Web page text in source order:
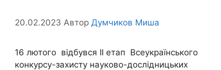
20.02.2023 Автор Думчиков Миша
16 лютого відбувся ІІ етап Всеукраїнського
конкурсу-захисту науково-дослідницьких